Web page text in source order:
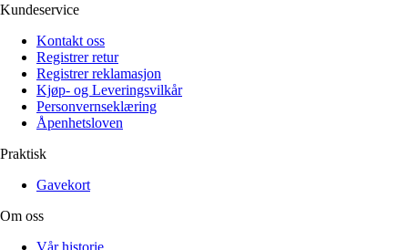
Kundeservice
Kontakt oss
Registrer retur
Registrer reklamasjon
Kjøp- og Leveringsvilkår
Personvernseklæring
Åpenhetsloven
Praktisk
Gavekort
Om oss
Vår historie